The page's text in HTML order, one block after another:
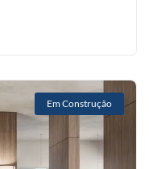
Em Construção